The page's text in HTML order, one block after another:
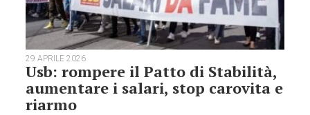
29 APRILE 2026
Usb: rompere il Patto di Stabilità,
aumentare i salari, stop carovita e
riarmo